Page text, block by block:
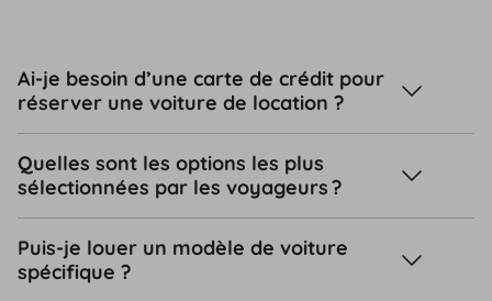
Ai-je besoin d’une carte de crédit pour
réserver une voiture de location ?
Quelles sont les options les plus
sélectionnées par les voyageurs ?
Puis-je louer un modèle de voiture
spécifique ?